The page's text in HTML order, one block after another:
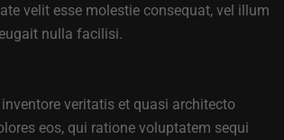
velit esse molestie consequat, vel illum
nulla facilisi.
veritatis et quasi architecto
eos, qui ratione voluptatem sequi